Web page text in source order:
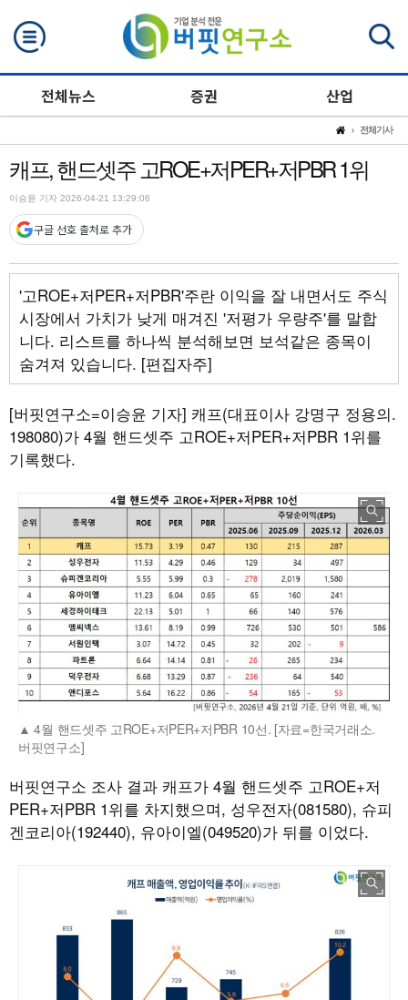
전체뉴스 증권 산업
전체기사
캐프, 핸드셋주 고ROE+저PER+저PBR 1위
이승윤 기자 2026-04-21 13:29:06
구글 선호 출처로 추가
'고ROE+저PER+저PBR'주란 이익을 잘 내면서도 주식
시장에서 가치가 낮게 매겨진 '저평가 우량주'를 말합
니다. 리스트를 하나씩 분석해보면 보석같은 종목이
숨겨져 있습니다. [편집자주]
[버핏연구소=이승윤 기자] 캐프(대표이사 강명구 정용의.
198080)가 4월 핸드셋주 고ROE+저PER+저PBR 1위를
기록했다.
4월 핸드셋주 고ROE+저PER+저PBR 10선. [자료=한국거래소.
버핏연구소]
버핏연구소 조사 결과 캐프가 4월 핸드셋주 고ROE+저
PER+저PBR 1위를 차지했으며, 성우전자(081580), 슈피
겐코리아(192440), 유아이엘(049520)가 뒤를 이었다.
검색